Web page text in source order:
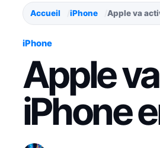
Accueil iPhone Apple va
iPhone
Apple
iPhone